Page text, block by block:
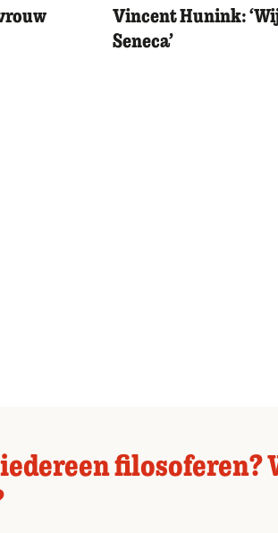
Vincent Hunink:
Seneca’
filosoferen?